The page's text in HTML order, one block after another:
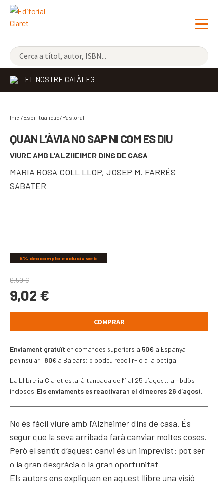
NOVETATS
ELS MÉS VENUTS
LLIBRERIA CLARET
CONTACTE
CATALÀ
EL NOSTRE CATÀLEG
Inici/Espiritualidad/Pastoral
QUAN L’ÀVIA NO SAP NI COM ES DIU
VIURE AMB L'ALZHEIMER DINS DE CASA
MARIA ROSA COLL LLOP, JOSEP M. FARRÉS
SABATER
5% descompte exclusiu web
9,50€
9,02 €
COMPRAR
Enviament gratuït en comandes superiors a 50€ a Espanya
peninsular i 80€ a Balears; o podeu recollir-lo a la botiga.
La Llibreria Claret estarà tancada de l’1 al 25 d’agost, ambdòs
inclosos. Els enviaments es reactivaran el dimecres 26 d’agost.
No és fàcil viure amb l’Alzheimer dins de casa. És
segur que la seva arribada farà canviar moltes coses.
Però el sentit d’aquest canvi és un imprevist: pot ser
o la gran desgràcia o la gran oportunitat.
Els autors ens expliquen en aquest llibre una visió